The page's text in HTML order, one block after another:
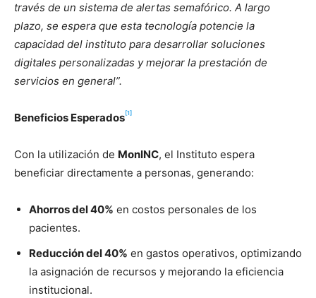
través de un sistema de alertas semafórico. A largo
plazo, se espera que esta tecnología potencie la
capacidad del instituto para desarrollar soluciones
digitales personalizadas y mejorar la prestación de
servicios en general”.
Beneficios Esperados[1]
Con la utilización de MonINC, el Instituto espera
beneficiar directamente a personas, generando:
Ahorros del 40% en costos personales de los
pacientes.
Reducción del 40% en gastos operativos, optimizando
la asignación de recursos y mejorando la eficiencia
institucional.